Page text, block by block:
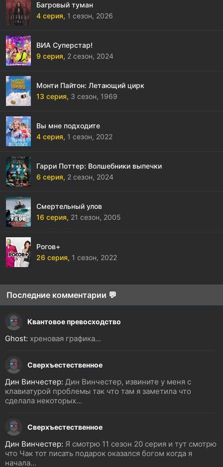
Багровый туман
4 серия, 1 сезон, 2026
ВИА Суперстар!
9 серия, 2 сезон, 2024
Монти Пайтон: Летающий цирк
13 серия, 3 сезон, 1969
Вы мне подходите
4 серия, 1 сезон, 2022
Гарри Поттер: Волшебники выпечки
6 серия, 2 сезон, 2024
Смертельный улов
16 серия, 21 сезон, 2005
Рогов+
26 серия, 1 сезон, 2022
Последние комментарии 💬
Квантовое превосходство
Ghost: хреновая графика...
Сверхъестественное
Дин Винчестер: Дин Винчестер, извините у меня с
клавиатурой проблемы так что там я заметила что
сделала некоторых...
Сверхъестественное
Дин Винчестер: Я смотрю 11 сезон 20 серия и тут смотрю
что Чак тот писать подарок оказался богом когда я
начала...